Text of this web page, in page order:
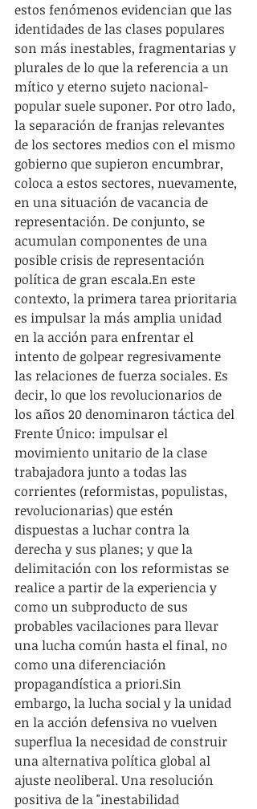
estos fenómenos evidencian que las
identidades de las clases populares
son más inestables, fragmentarias y
plurales de lo que la referencia a un
mítico y eterno sujeto nacional-
popular suele suponer. Por otro lado,
la separación de franjas relevantes
de los sectores medios con el mismo
gobierno que supieron encumbrar,
coloca a estos sectores, nuevamente,
en una situación de vacancia de
representación. De conjunto, se
acumulan componentes de una
posible crisis de representación
política de gran escala.En este
contexto, la primera tarea prioritaria
es impulsar la más amplia unidad
en la acción para enfrentar el
intento de golpear regresivamente
las relaciones de fuerza sociales. Es
decir, lo que los revolucionarios de
los años 20 denominaron táctica del
Frente Único: impulsar el
movimiento unitario de la clase
trabajadora junto a todas las
corrientes (reformistas, populistas,
revolucionarias) que estén
dispuestas a luchar contra la
derecha y sus planes; y que la
delimitación con los reformistas se
realice a partir de la experiencia y
como un subproducto de sus
probables vacilaciones para llevar
una lucha común hasta el final, no
como una diferenciación
propagandística a priori.Sin
embargo, la lucha social y la unidad
en la acción defensiva no vuelven
superflua la necesidad de construir
una alternativa política global al
ajuste neoliberal. Una resolución
positiva de la "inestabilidad